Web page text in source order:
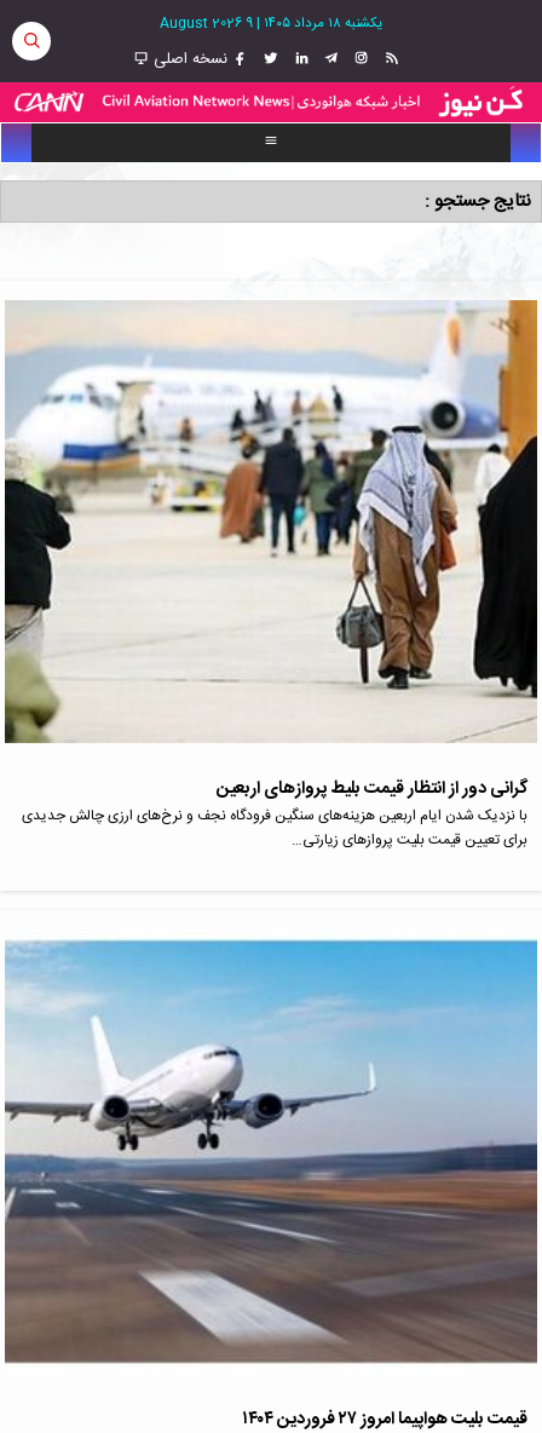
یکشنبه ۱۸ مرداد ۱۴۰۵ |
9 August 2026
نسخه اصلی
نتایج جستجو :
گرانی دور از انتظار قیمت بلیط پروازهای اربعین
با نزدیک شدن ایام اربعین هزینه‌های سنگین فرودگاه نجف و نرخ‌های ارزی چالش جدیدی
برای تعیین قیمت بلیت پروازهای زیارتی…
قیمت بلیت هواپیما امروز ۲۷ فروردین ۱۴۰۴